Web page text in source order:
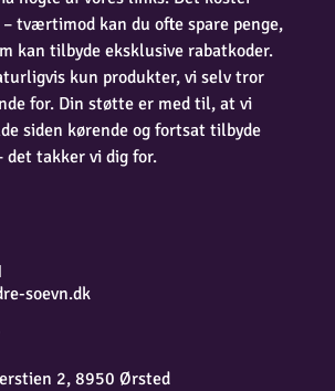
tværtimod kan du ofte spare penge,
kan tilbyde eksklusive rabatkoder.
kun produkter, vi selv tror
for. Din støtte er med til, at vi
siden kørende og fortsat tilbyde
det takker vi dig for.
soevn.dk
2, 8950 Ørsted